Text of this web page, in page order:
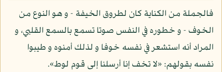
فالجملة من الكناية كان لطروق الخيفة - و هو النوع من
الخوف - و خطوره في النفس صوتا تسمع بالسمع القلبي، و
المراد أنه استشعر في نفسه خوفا و لذلك أمنوه و طيبوا
نفسه بقولهم: «لا تخف إنا أرسلنا إلى قوم لوط».